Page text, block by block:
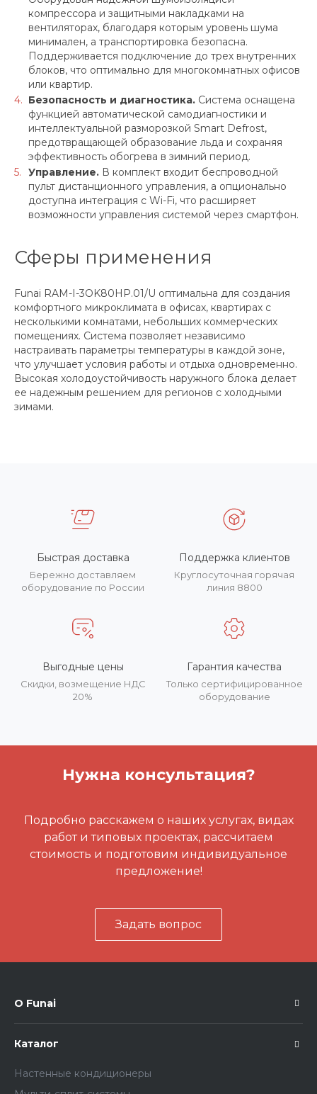
компрессора и защитными накладками на
вентиляторах, благодаря которым уровень шума
минимален, а транспортировка безопасна.
Поддерживается подключение до трех внутренних
блоков, что оптимально для многокомнатных офисов
или квартир.
Безопасность и диагностика. Система оснащена
функцией автоматической самодиагностики и
интеллектуальной разморозкой Smart Defrost,
предотвращающей образование льда и сохраняя
эффективность обогрева в зимний период.
Управление. В комплект входит беспроводной
пульт дистанционного управления, а опционально
доступна интеграция с Wi-Fi, что расширяет
возможности управления системой через смартфон.
Сферы применения
Funai RAM-I-3OK80HP.01/U оптимальна для создания
комфортного микроклимата в офисах, квартирах с
несколькими комнатами, небольших коммерческих
помещениях. Система позволяет независимо
настраивать параметры температуры в каждой зоне,
что улучшает условия работы и отдыха одновременно.
Высокая холодоустойчивость наружного блока делает
ее надежным решением для регионов с холодными
зимами.
Быстрая доставка
Бережно доставляем
оборудование по России
Поддержка клиентов
Круглосуточная горячая
линия 8800
Выгодные цены
Скидки, возмещение НДС
20%
Гарантия качества
Только сертифицированное
оборудование
Нужна консультация?
Подробно расскажем о наших услугах, видах
работ и типовых проектах, рассчитаем
стоимость и подготовим индивидуальное
предложение!
Задать вопрос
О Funai
Каталог
Настенные кондиционеры